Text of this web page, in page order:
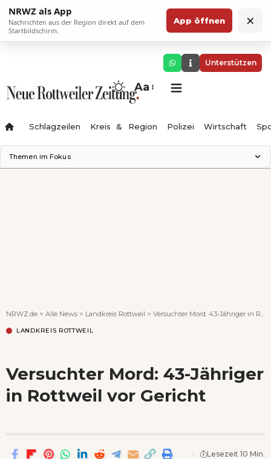
NRWZ als App
Nachrichten aus der Region direkt auf dem
Startbildschirm.
App öffnen ×
Unterstützen
Aa
Schlagzeilen Kreis & Region Polizei Wirtschaft
Themen im Fokus
NRWZ.de > Alle News > Landkreis Rottweil > Versuchter Mord: 43-Jähriger in Rottweil vor Gericht
LANDKREIS ROTTWEIL
Versuchter Mord: 43-Jähriger
in Rottweil vor Gericht
Lesezeit 10 Min.